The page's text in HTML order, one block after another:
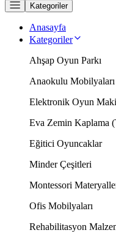
Kategoriler
Anasayfa
Kategoriler
Ahşap Oyun Parkı
Anaokulu Mobilyaları
Elektronik Oyun
Eva Zemin Kaplama
Eğitici Oyuncaklar
Minder Çeşitleri
Montessori
Ofis Mobilyaları
Rehabilitasyon